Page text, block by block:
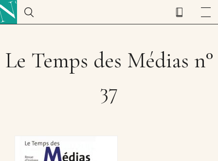
Le Temps des Médias n°
37